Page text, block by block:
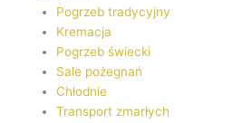
Pogrzeb tradycyjny
Kremacja
Pogrzeb świecki
Sale pożegnań
Chłodnie
Transport zmarłych